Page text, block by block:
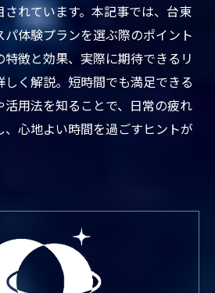
されています。本記事では、台東
体験プランを選ぶ際のポイント
徴と効果、実際に期待できるリ
く解説。短時間でも満足できる
活用法を知ることで、日常の疲れ
心地よい時間を過ごすヒントが